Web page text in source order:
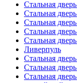
Стальная
Стальная
Стальная
Стальная
Стальная
Ливерпуль
Стальная
Стальная
Стальная